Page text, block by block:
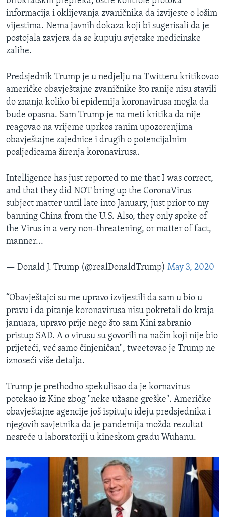
informacija i oklijevanja zvaničnika da izvijeste o lošim
vijestima. Nema javnih dokaza koji bi sugerisali da je
postojala zavjera da se kupuju svjetske medicinske
zalihe.
Predsjednik Trump je u nedjelju na Twitteru kritikovao
američke obavještajne zvaničnike što ranije nisu stavili
do znanja koliko bi epidemija koronavirusa mogla da
bude opasna. Sam Trump je na meti kritika da nije
reagovao na vrijeme uprkos ranim upozorenjima
obavještajne zajednice i drugih o potencijalnim
posljedicama širenja koronavirusa.
Intelligence has just reported to me that I was correct,
and that they did NOT bring up the CoronaVirus
subject matter until late into January, just prior to my
banning China from the U.S. Also, they only spoke of
the Virus in a very non-threatening, or matter of fact,
manner...
— Donald J. Trump (@realDonaldTrump) May 3, 2020
“Obavještajci su me upravo izvijestili da sam u bio u
pravu i da pitanje koronavirusa nisu pokretali do kraja
januara, upravo prije nego što sam Kini zabranio
pristup SAD. A o virusu su govorili na način koji nije bio
prijeteći, već samo činjeničan", tweetovao je Trump ne
iznoseći više detalja.
Trump je prethodno spekulisao da je kornavirus
potekao iz Kine zbog "neke užasne greške". Američke
obavještajne agencije još ispituju ideju predsjednika i
njegovih savjetnika da je pandemija možda rezultat
nesreće u laboratoriji u kineskom gradu Wuhanu.